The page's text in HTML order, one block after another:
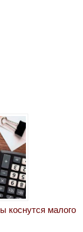
коснутся малого